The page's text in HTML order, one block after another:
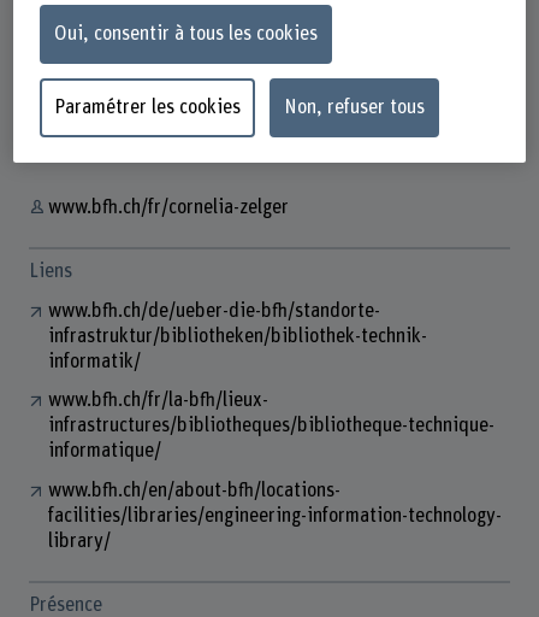
Standortleiterin Hochschulbibliothek
Contact
+41 32 321 64 60
www.bfh.ch/fr/cornelia-zelger
Liens
www.bfh.ch/de/ueber-die-bfh/standorte-
infrastruktur/bibliotheken/bibliothek-technik-
informatik/
www.bfh.ch/fr/la-bfh/lieux-
infrastructures/bibliotheques/bibliotheque-technique-
informatique/
www.bfh.ch/en/about-bfh/locations-
facilities/libraries/engineering-information-technology-
library/
Présence
Oui, consentir à tous les cookies
Paramétrer les cookies Non, refuser tous